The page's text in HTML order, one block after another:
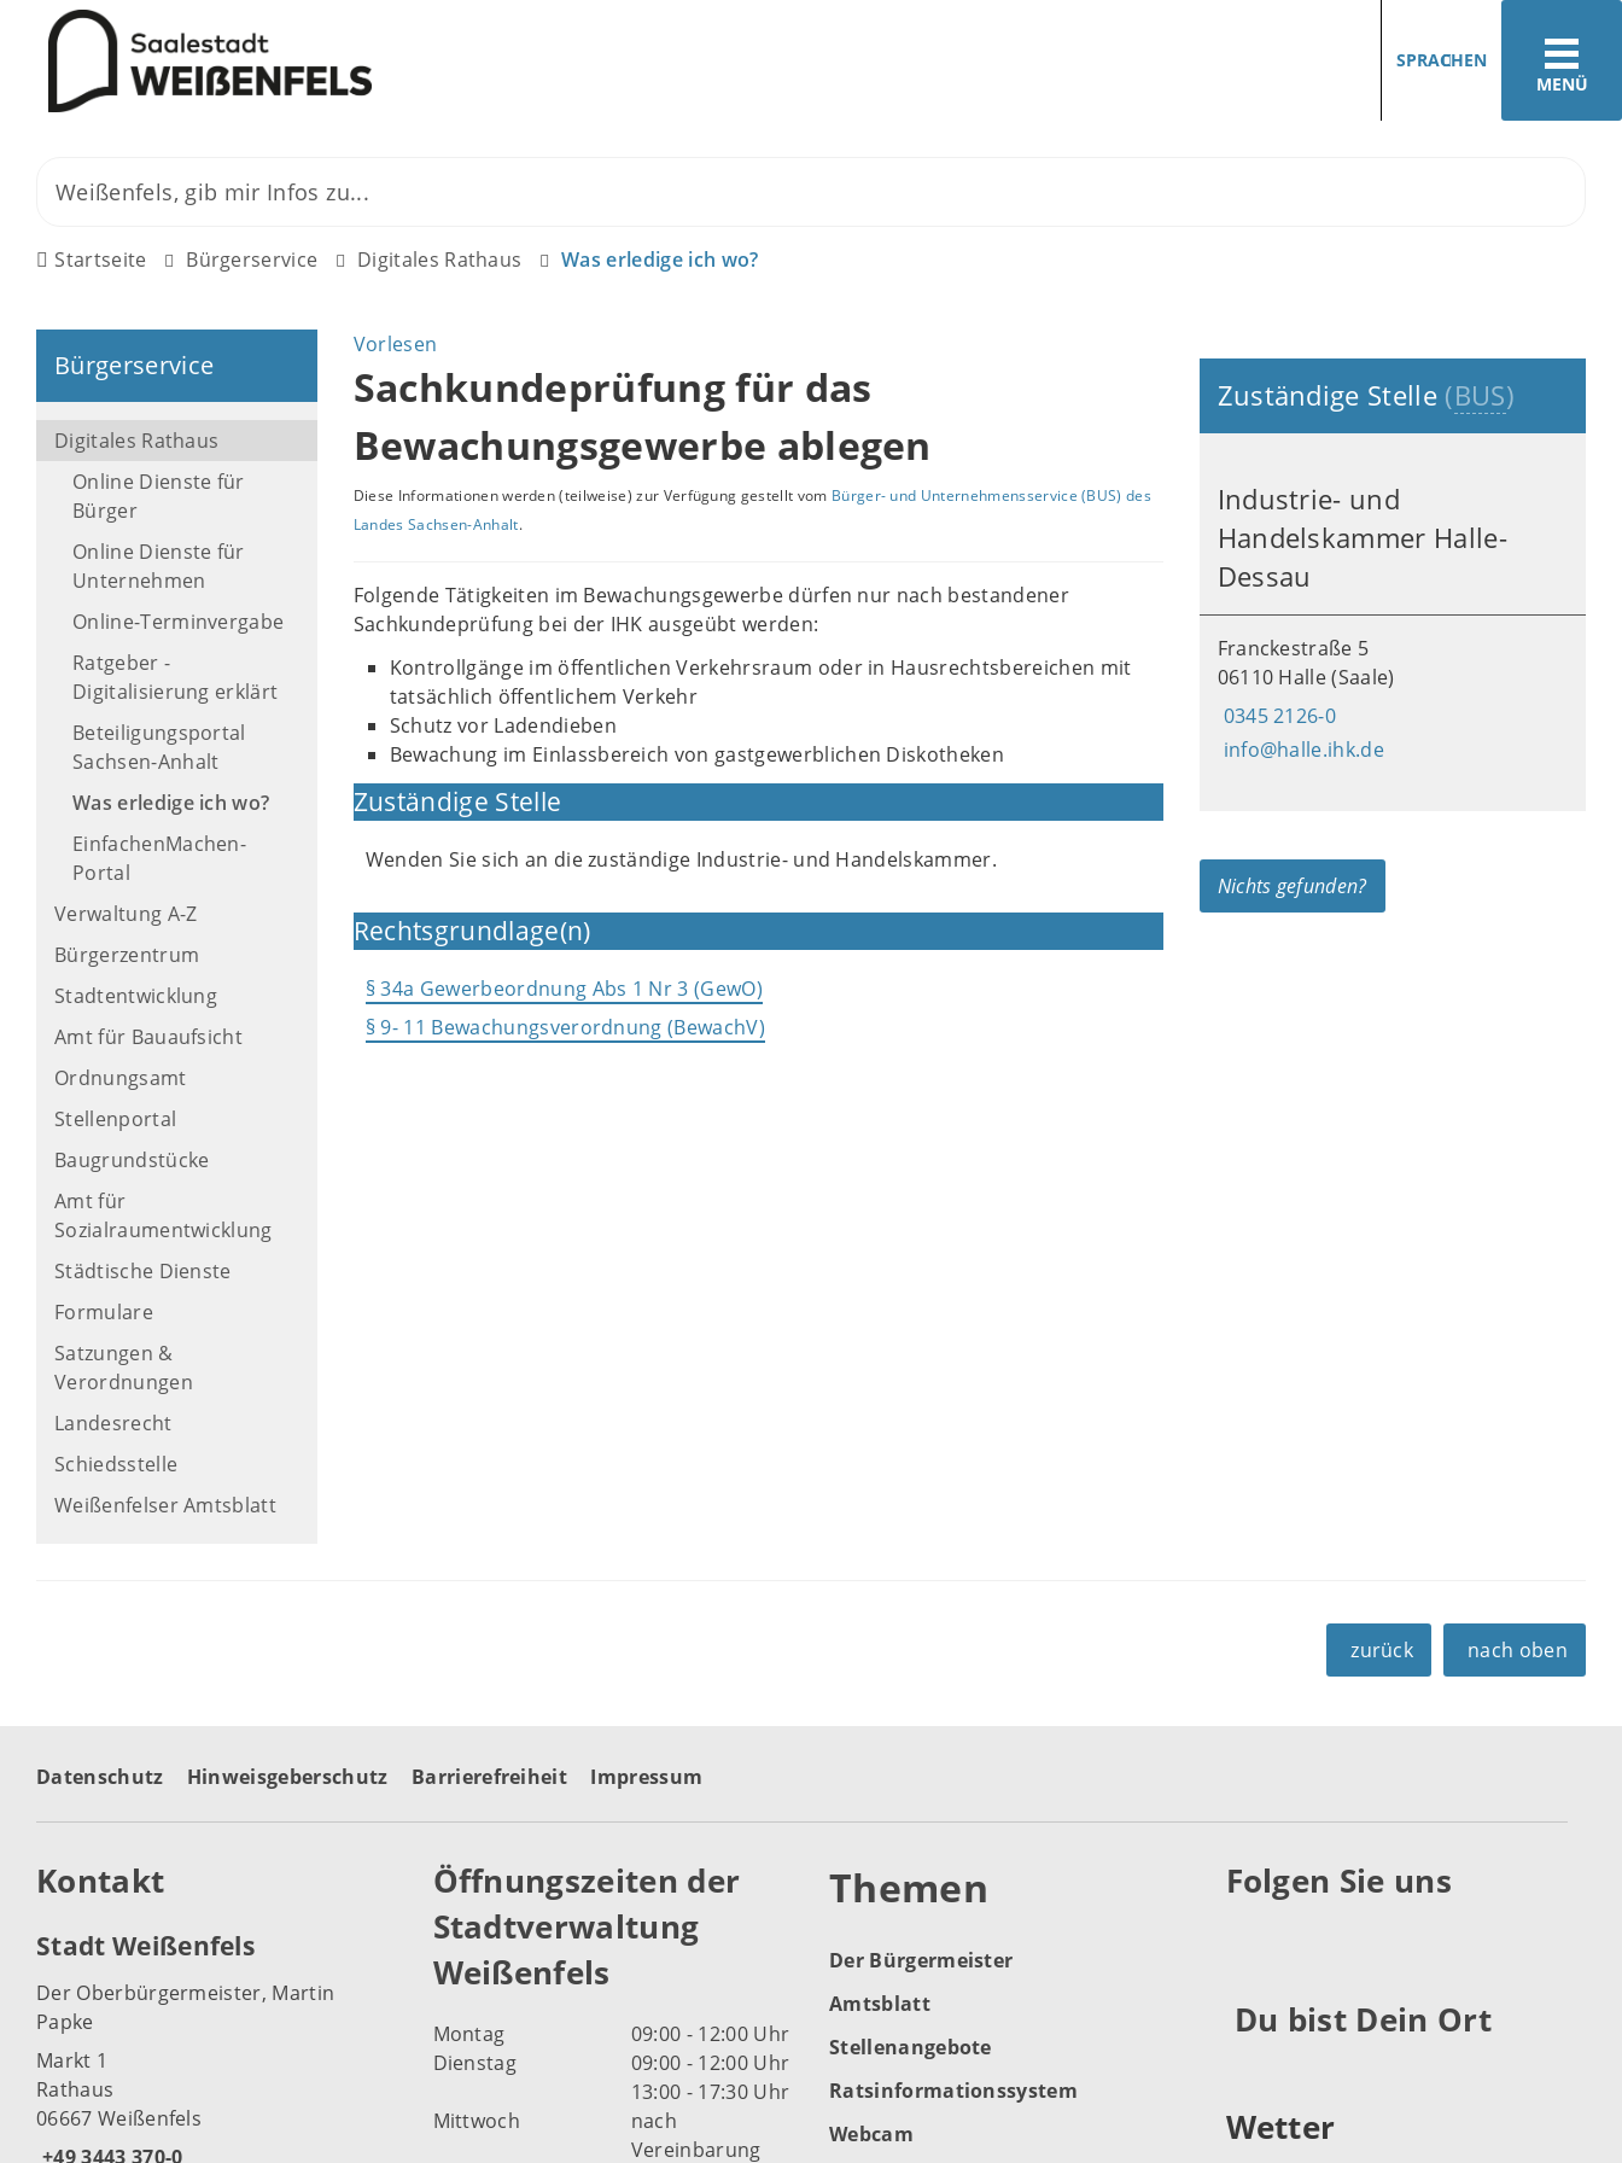
MENÜ
SPRACHEN
Startseite Bürgerservice Digitales Rathaus Was erledige ich wo?
Bürgerservice
Digitales Rathaus
Online Dienste für
Bürger
Online Dienste für
Unternehmen
Online-Terminvergabe
Ratgeber -
Digitalisierung erklärt
Beteiligungsportal
Sachsen-Anhalt
Was erledige ich wo?
EinfachenMachen-
Portal
Verwaltung A-Z
Bürgerzentrum
Stadtentwicklung
Amt für Bauaufsicht
Ordnungsamt
Stellenportal
Baugrundstücke
Amt für
Sozialraumentwicklung
Städtische Dienste
Formulare
Satzungen &
Verordnungen
Landesrecht
Schiedsstelle
Weißenfelser Amtsblatt
Vorlesen
Sachkundeprüfung für das
Bewachungsgewerbe ablegen
Diese Informationen werden (teilweise) zur Verfügung gestellt vom Bürger- und Unternehmensservice (BUS) des
Landes Sachsen-Anhalt.
Folgende Tätigkeiten im Bewachungsgewerbe dürfen nur nach bestandener
Sachkundeprüfung bei der IHK ausgeübt werden:
Kontrollgänge im öffentlichen Verkehrsraum oder in Hausrechtsbereichen mit
tatsächlich öffentlichem Verkehr
Schutz vor Ladendieben
Bewachung im Einlassbereich von gastgewerblichen Diskotheken
Zuständige Stelle
Wenden Sie sich an die zuständige Industrie- und Handelskammer.
Rechtsgrundlage(n)
§ 34a Gewerbeordnung Abs 1 Nr 3 (GewO)
§ 9- 11 Bewachungsverordnung (BewachV)
Zuständige Stelle (BUS)
Industrie- und
Handelskammer Halle-
Dessau
Franckestraße 5
06110 Halle (Saale)
0345 2126-0
info@halle.ihk.de
Nichts gefunden?
zurück nach oben
Datenschutz Hinweisgeberschutz Barrierefreiheit Impressum
Kontakt
Stadt Weißenfels
Der Oberbürgermeister, Martin
Papke
Markt 1
Rathaus
06667 Weißenfels
+49 3443 370-0
Öffnungszeiten der
Stadtverwaltung
Weißenfels
Montag
09:00 - 12:00 Uhr
Dienstag
09:00 - 12:00 Uhr
13:00 - 17:30 Uhr
Mittwoch
nach
Vereinbarung
Themen
Der Bürgermeister
Amtsblatt
Stellenangebote
Ratsinformationssystem
Webcam
Folgen Sie uns
Du bist Dein Ort
Wetter